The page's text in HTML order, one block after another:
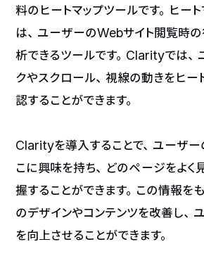
料のヒートマップツールです。ヒー
は、ユーザーのWebサイト閲覧時
析できるツールです。Clarityでは、
クやスクロール、視線の動きをヒー
認することができます。
Clarityを導入することで、ユーザ
こに興味を持ち、どのページをよく
握することができます。この情報を
のデザインやコンテンツを改善し、
を向上させることができます。